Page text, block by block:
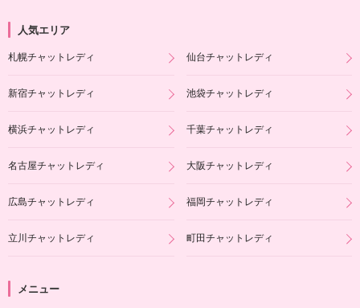
人気エリア
札幌チャットレディ 仙台チャットレディ
新宿チャットレディ 池袋チャットレディ
横浜チャットレディ 千葉チャットレディ
名古屋チャットレディ 大阪チャットレディ
広島チャットレディ 福岡チャットレディ
立川チャットレディ 町田チャットレディ
メニュー